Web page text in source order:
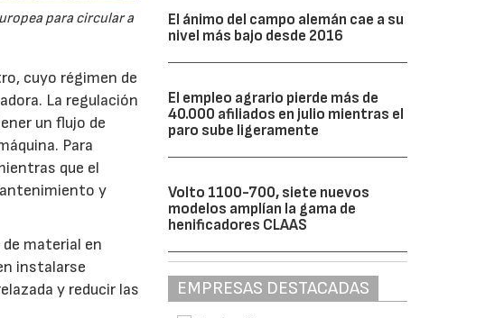
para circular a
cuyo régimen de
La regulación
un flujo de
Para
que el
y
material en
instalarse
y reducir las
El ánimo del campo alemán cae a su
nivel más bajo desde 2016
El empleo agrario pierde más de
40.000 afiliados en julio mientras el
paro sube ligeramente
Volto 1100-700, siete nuevos
modelos amplían la gama de
henificadores CLAAS
EMPRESAS DESTACADAS